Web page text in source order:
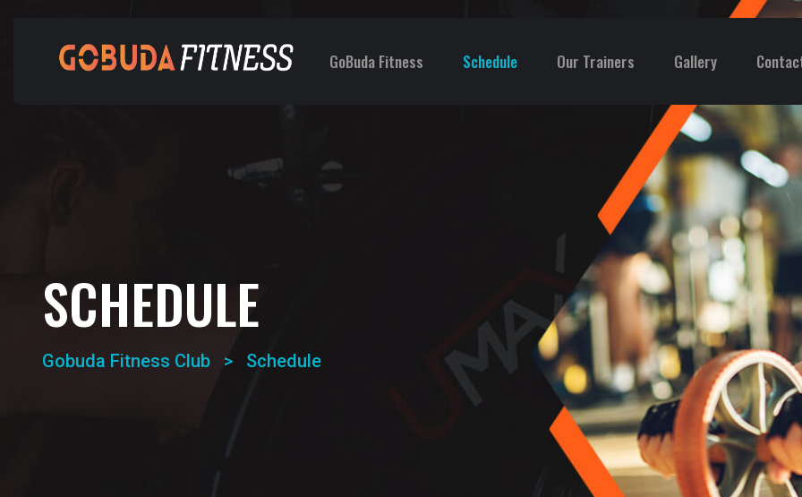
GoBuda Fitness Schedule Our Trainers Gallery
SCHEDULE
Gobuda Fitness Club > Schedule